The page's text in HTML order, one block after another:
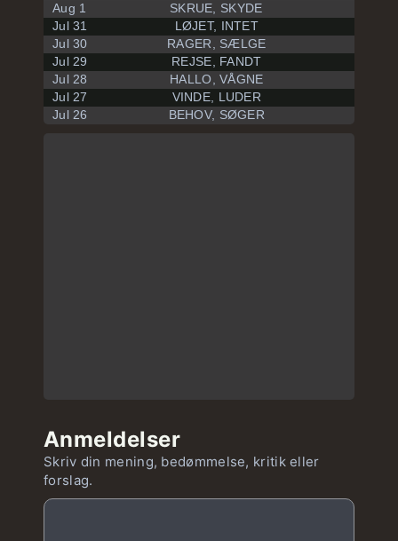
Aug 1
SKRUE, SKYDE
Jul 31
LØJET, INTET
Jul 30
RAGER, SÆLGE
Jul 29
REJSE, FANDT
Jul 28
HALLO, VÅGNE
Jul 27
VINDE, LUDER
Jul 26
BEHOV, SØGER
Anmeldelser
Skriv din mening, bedømmelse, kritik eller
forslag.